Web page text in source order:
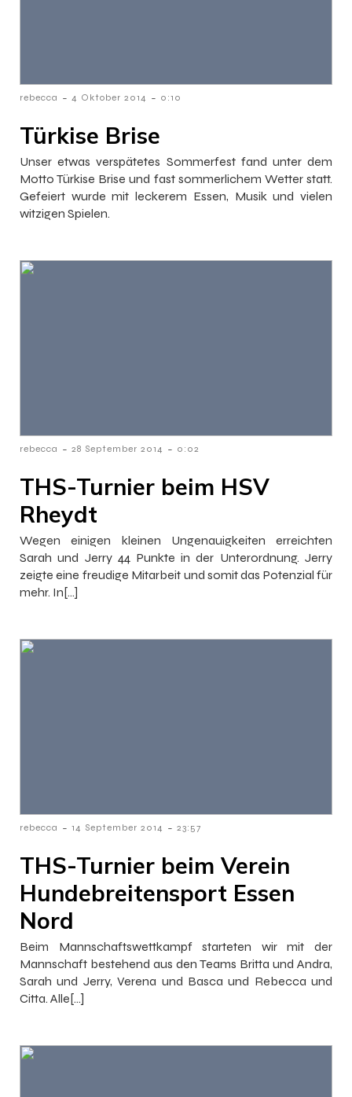
rebecca - 4 Oktober 2014 - 0:10
Türkise Brise
Unser etwas verspätetes Sommerfest fand unter dem
Motto Türkise Brise und fast sommerlichem Wetter statt.
Gefeiert wurde mit leckerem Essen, Musik und vielen
witzigen Spielen.
rebecca - 28 September 2014 - 0:02
THS-Turnier beim HSV
Rheydt
Wegen einigen kleinen Ungenauigkeiten erreichten
Sarah und Jerry 44 Punkte in der Unterordnung. Jerry
zeigte eine freudige Mitarbeit und somit das Potenzial für
mehr. In[…]
rebecca - 14 September 2014 - 23:57
THS-Turnier beim Verein
Hundebreitensport Essen
Nord
Beim Mannschaftswettkampf starteten wir mit der
Mannschaft bestehend aus den Teams Britta und Andra,
Sarah und Jerry, Verena und Basca und Rebecca und
Citta. Alle[…]